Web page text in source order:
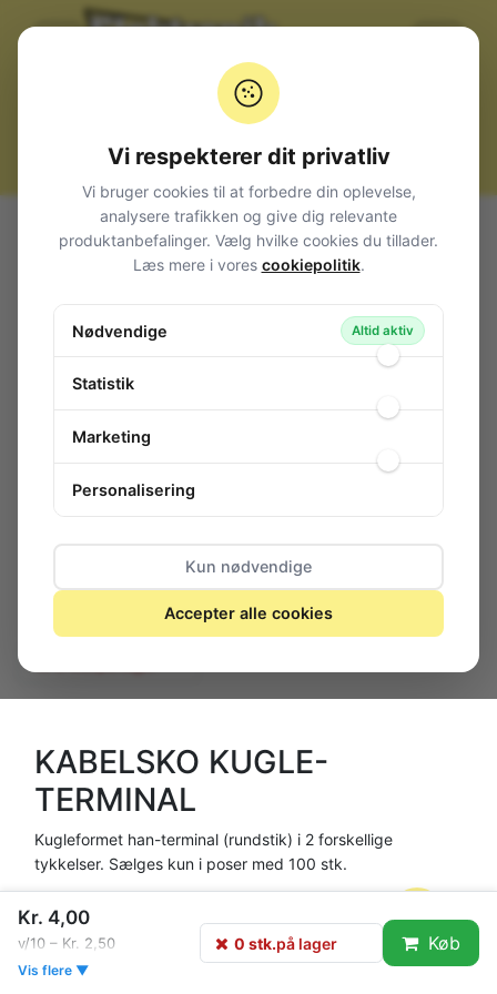
Alle produkter Kabler, stik og adaptere
Kabeltilbehør
Spade / Ring / Gaffel
Bullet
Terminal Bullet 5.0mm Blue
Terminal Bullet 5.0mm Blue
KABELSKO KUGLE-
TERMINAL
Kugleformet han-terminal (rundstik) i 2 forskellige
tykkelser. Sælges kun i poser med 100 stk.
Kr. 4,00
v/10 – Kr. 2,50
Vis flere ▼
0 stk.på lager Køb
Vi respekterer dit privatliv
Vi bruger cookies til at forbedre din oplevelse,
analysere trafikken og give dig relevante
produktanbefalinger. Vælg hvilke cookies du tillader.
Læs mere i vores cookiepolitik.
Nødvendige Altid aktiv
Statistik
Marketing
Personalisering
Kun nødvendige
Accepter alle cookies